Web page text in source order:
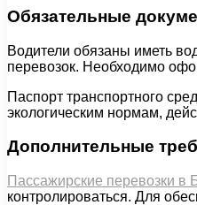
Обязательные
Водители обязаны иметь
перевозок. Необходимо
Паспорт транспортного
экологическим нормам,
Дополнительные
Пассажирские перевозки в
контролироваться. Для